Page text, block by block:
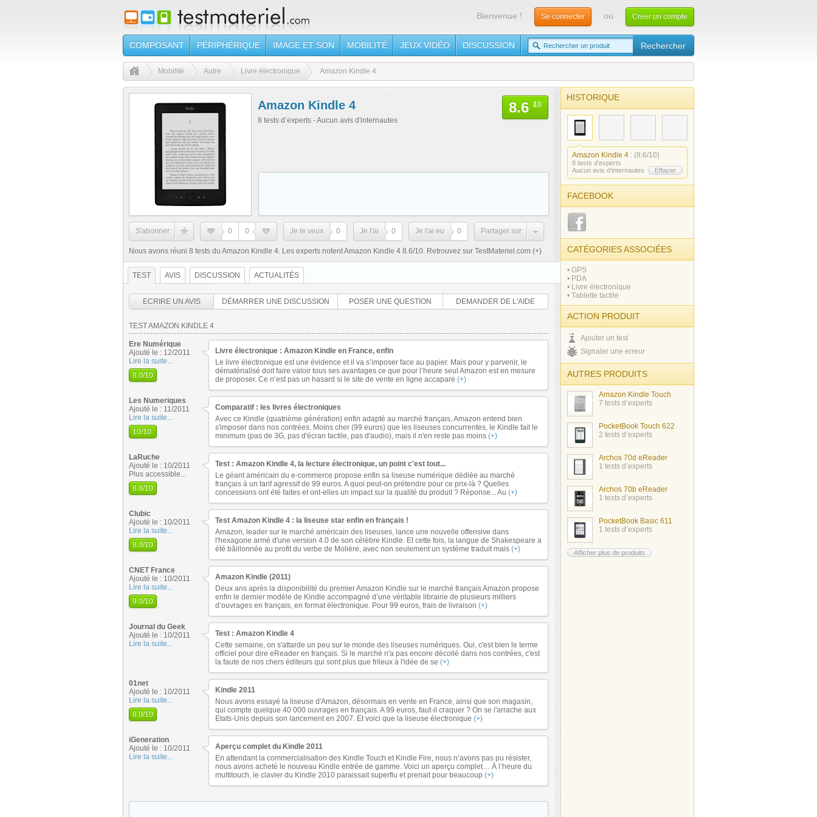
Bienvenue ! Se connecter ou Créer un compte
COMPOSANT PÉRIPHÉRIQUE IMAGE ET SON MOBILITÉ JEUX VIDÉO DISCUSSION
Mobilité Autre Livre électronique Amazon Kindle 4
Amazon Kindle 4
8 tests d’experts - Aucun avis d'internautes
8.6 /10
S'abonner 0 0 Je le veux 0 Je l'ai 0 Je l'ai eu 0 Partager sur
Nous avons réuni 8 tests du Amazon Kindle 4. Les experts notent Amazon Kindle 4 8.6/10. Retrouvez sur TestMateriel.com (+)
TEST AVIS DISCUSSION ACTUALITÉS
ECRIRE UN AVIS DÉMARRER UNE DISCUSSION POSER UNE QUESTION DEMANDER DE L'AIDE
TEST AMAZON KINDLE 4
Ere Numérique
Ajouté le : 12/2011
Lire la suite...
8.0/10
Livre électronique : Amazon Kindle en France, enfin
Le livre électronique est une évidence et il va s’imposer face au papier. Mais pour y parvenir, le
dématérialisé doit faire valoir tous ses avantages ce que pour l’heure seul Amazon est en mesure
de proposer. Ce n’est pas un hasard si le site de vente en ligne accapare (+)
Les Numeriques
Ajouté le : 11/2011
Lire la suite...
10/10
Comparatif : les livres électroniques
Avec ce Kindle (quatrième génération) enfin adapté au marché français, Amazon entend bien
s'imposer dans nos contrées. Moins cher (99 euros) que les liseuses concurrentes, le Kindle fait le
minimum (pas de 3G, pas d'écran tactile, pas d'audio), mais il n'en reste pas moins (+)
LaRuche
Ajouté le : 10/2011
Plus accessible...
8.8/10
Test : Amazon Kindle 4, la lecture électronique, un point c'est tout...
Le géant américain du e-commerce propose enfin sa liseuse numérique dédiée au marché
français à un tarif agressif de 99 euros. A quoi peut-on prétendre pour ce prix-là ? Quelles
concessions ont été faites et ont-elles un impact sur la qualité du produit ? Réponse... Au (+)
Clubic
Ajouté le : 10/2011
Lire la suite...
8.0/10
Test Amazon Kindle 4 : la liseuse star enfin en français !
Amazon, leader sur le marché américain des liseuses, lance une nouvelle offensive dans
l'hexagone armé d'une version 4.0 de son célèbre Kindle. Et cette fois, la langue de Shakespeare a
été bâillonnée au profit du verbe de Molière, avec non seulement un système traduit mais (+)
CNET France
Ajouté le : 10/2011
Lire la suite...
9.0/10
Amazon Kindle (2011)
Deux ans après la disponibilité du premier Amazon Kindle sur le marché français Amazon propose
enfin le dernier modèle de Kindle accompagné d’une véritable librairie de plusieurs milliers
d’ouvrages en français, en format électronique. Pour 99 euros, frais de livraison (+)
Journal du Geek
Ajouté le : 10/2011
Lire la suite...
Test : Amazon Kindle 4
Cette semaine, on s'attarde un peu sur le monde des liseuses numériques. Oui, c'est bien le terme
officiel pour dire eReader en français. Si le marché n'a pas encore décollé dans nos contrées, c'est
la faute de nos chers éditeurs qui sont plus que frileux à l'idée de se (+)
01net
Ajouté le : 10/2011
Lire la suite...
8.0/10
Kindle 2011
Nous avons essayé la liseuse d'Amazon, désormais en vente en France, ainsi que son magasin,
qui compte quelque 40 000 ouvrages en français. A 99 euros, faut-il craquer ? On se l'arrache aux
Etats-Unis depuis son lancement en 2007. Et voici que la liseuse électronique (+)
iGeneration
Ajouté le : 10/2011
Lire la suite...
Aperçu complet du Kindle 2011
En attendant la commercialisation des Kindle Touch et Kindle Fire, nous n’avons pas pu résister,
nous avons acheté le nouveau Kindle entrée de gamme. Voici un aperçu complet… À l’heure du
multitouch, le clavier du Kindle 2010 paraissait superflu et prenait pour beaucoup (+)
HISTORIQUE
Amazon Kindle 4 : (8.6/10)
8 tests d’experts
Aucun avis d'internautes
Effacer
FACEBOOK
CATÉGORIES ASSOCIÉES
• GPS
• PDA
• Livre électronique
• Tablette tactile
ACTION PRODUIT
Ajouter un test
Signaler une erreur
AUTRES PRODUITS
Amazon Kindle Touch
7 tests d’experts
PocketBook Touch 622
2 tests d’experts
Archos 70d eReader
1 tests d’experts
Archos 70b eReader
1 tests d’experts
PocketBook Basic 611
1 tests d’experts
Afficher plus de produits